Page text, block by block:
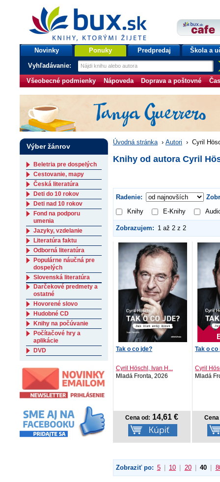
bux.sk
knihy, ktorými žijete
Úvodná stránka
Novinky Ponuky Predpredaj Škola a
Vyhľadávanie:
Všeobecné podmienky Nápoveda Doprava a poštovné
Úvodná stránka › Autori › Cyril
Knihy od autora Cyril
Radenie:
Knihy
E-Knihy
Zobrazujem: 1 až 2 z 2
Tak o co jde?
Cyril Höschl, Ivan H...
Mladá Fronta, 2026
Cena od: 14,61 €
Tak o co
Cyril
Mladá
Zobraziť po: 5 10 20 40
Výber žánrov
Beletria pre dospelých
Cestovanie, mapy
Česká literatúra
Deti do 10 rokov
Deti nad 10 rokov
Fond na podporu
umenia
Jazyky, vzdelanie
Literatúra faktu
Odborná literatúra
Populárne náučná pre
dospelých
Slovenská literatúra
Darčekové predmety a
ostatné
Hovorené slovo
Hudobné CD
Knihy na počúvanie
Počítačové hry a
aplikácie
DVD